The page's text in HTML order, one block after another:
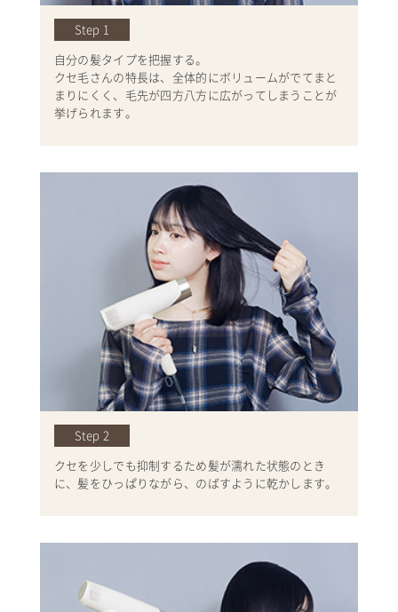
Step 1
自分の髪タイプを把握する。
クセ毛さんの特長は、全体的にボリュームがでてまと
まりにくく、毛先が四方八方に広がってしまうことが
挙げられます。
Step 2
クセを少しでも抑制するため髪が濡れた状態のとき
に、髪をひっぱりながら、のばすように乾かします。